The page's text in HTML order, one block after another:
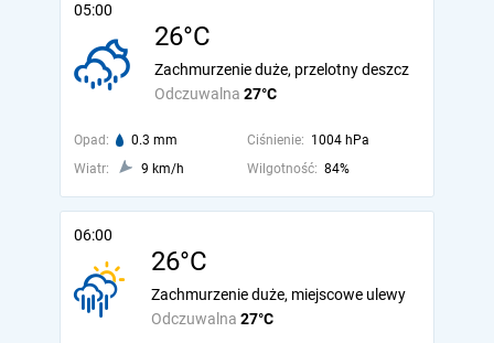
05:00
26°C
Odczuwalna 27°C
Zachmurzenie duże, przelotny deszcz
Opad: 0.3 mm Ciśnienie: 1004 hPa
Wiatr:
9 km/h Wilgotność: 84%
06:00
26°C
Odczuwalna 27°C
Zachmurzenie duże, miejscowe ulewy